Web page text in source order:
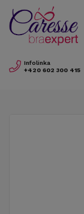
Infolinka
+420 602 300 415